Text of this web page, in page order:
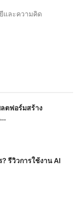
และความคิด
ตฟอร์มสร้าง
รีวิวการใช้งาน AI